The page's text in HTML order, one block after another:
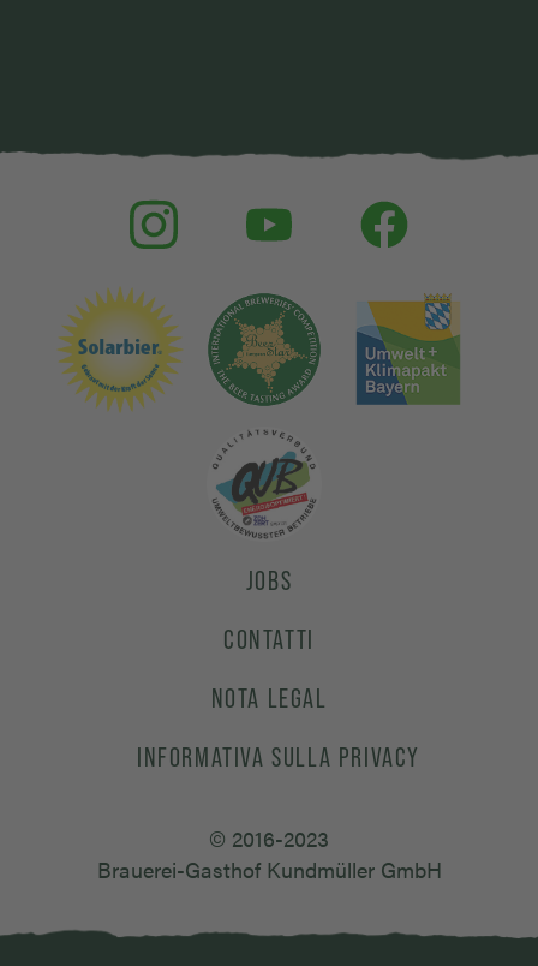
JOBS
CONTATTI
NOTA LEGAL
INFORMATIVA SULLA PRIVACY
© 2016-2023
Brauerei-Gasthof Kundmüller GmbH